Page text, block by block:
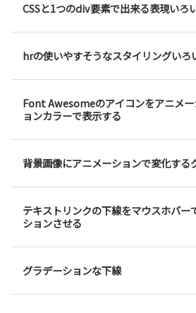
CSSと1つのdiv要素で出来る表現いろ
hrの使いやすそうなスタイリングいろ
Font Awesomeのアイコンをアニメ
ョンカラーで表示する
背景画像にアニメーションで変化する
テキストリンクの下線をマウスホバー
ションさせる
グラデーションな下線